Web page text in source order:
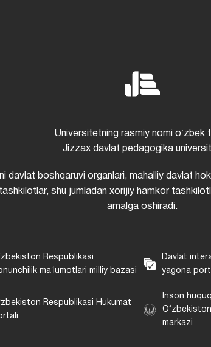
Universitetning rasmiy nomi oʻzbek
Jizzax davlat pedagogika
davlat boshqaruvi organlari, mahalliy davlat
shu jumladan xorijiy hamkor
amalga oshiradi.
Respublikasi
maʼlumotlari milliy bazasi
Davlat
yagona
Respublikasi Hukumat
Inson
markazi